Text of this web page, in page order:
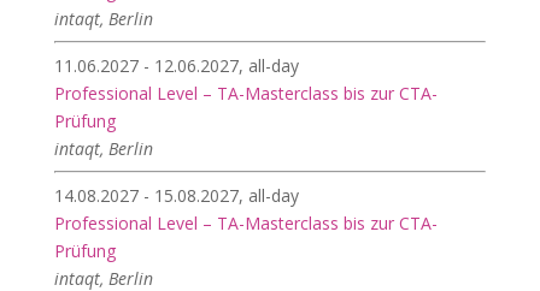
intaqt, Berlin
11.06.2027 - 12.06.2027, all-day
Professional Level – TA-Masterclass bis zur CTA-
Prüfung
intaqt, Berlin
14.08.2027 - 15.08.2027, all-day
Professional Level – TA-Masterclass bis zur CTA-
Prüfung
intaqt, Berlin